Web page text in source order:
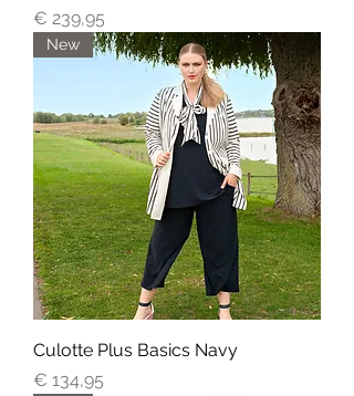
Prijs
€ 239,95
New
Culotte Plus Basics Navy
Prijs
€ 134,95